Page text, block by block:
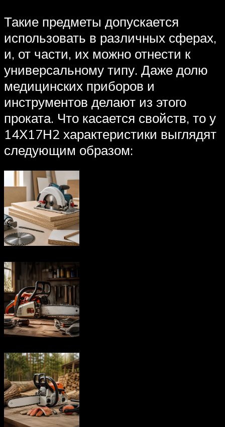
Такие предметы допускается
использовать в различных сферах,
и, от части, их можно отнести к
универсальному типу. Даже долю
медицинских приборов и
инструментов делают из этого
проката. Что касается свойств, то у
14Х17Н2 характеристики выглядят
следующим образом: